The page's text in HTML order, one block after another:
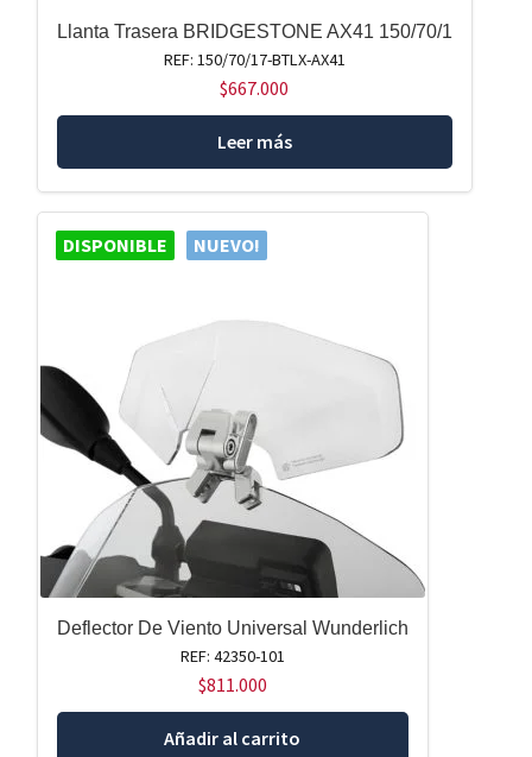
Llanta Trasera BRIDGESTONE AX41 150/70/1
REF: 150/70/17-BTLX-AX41
$667.000
Leer más
DISPONIBLE NUEVO!
Deflector De Viento Universal Wunderlich
REF: 42350-101
$811.000
Añadir al carrito